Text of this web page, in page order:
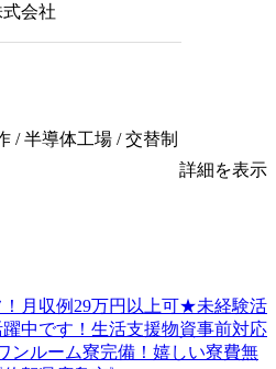
会社
/ 半導体工場 / 交替制
詳細を表示